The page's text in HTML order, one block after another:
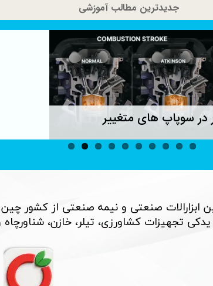
جدیدترین مطالب آموزشی
در سوپاپ های متغییر
ابزارالات صنعتی و نیمه صنعتی از کشور
تجهیزات کشاورزی، تیلر، خازن،